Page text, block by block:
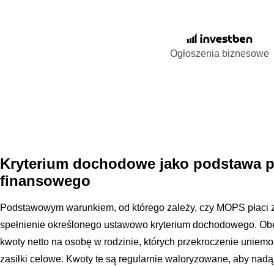
Ogłoszenia biznesowe
Kryterium dochodowe jako podstawa
finansowego
Podstawowym warunkiem, od którego zależy, czy MOPS płaci
spełnienie określonego ustawowo kryterium dochodowego.
kwoty netto na osobę w rodzinie, których przekroczenie
zasiłki celowe. Kwoty te są regularnie waloryzowane, aby